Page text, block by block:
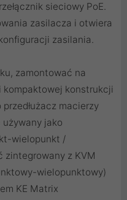
sieciowy PoE.
zasilacza i otwiera
zasilania.
zamontować na
kompaktowej konstrukcji
macierzy
używany jako
wielopunkt /
z KVM
wielopunktowy)
KE Matrix